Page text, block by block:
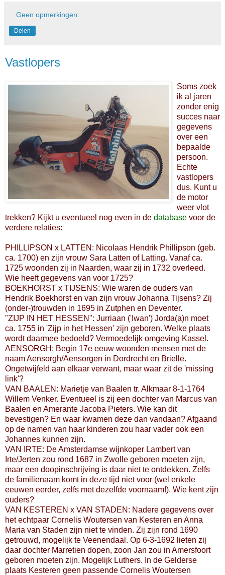
Geen opmerkingen:
Delen
Vastlopers
Soms zoek
ik al jaren
zonder enig
succes naar
gegevens
over een
bepaalde
persoon.
Echte
vastlopers
dus. Kunt u
de motor
weer vlot
trekken? Kijkt u eventueel nog even in de database voor de
verdere relaties:
PHILLIPSON x LATTEN: Nicolaas Hendrik Phillipson (geb.
ca. 1700) en zijn vrouw Sara Latten of Latting. Vanaf ca.
1725 woonden zij in Naarden, waar zij in 1732 overleed.
Wie heeft gegevens van voor 1725?
BOEKHORST x TIJSENS: Wie waren de ouders van
Hendrik Boekhorst en van zijn vrouw Johanna Tijsens? Zij
(onder-)trouwden in 1695 in Zutphen en Deventer.
"ZIJP IN HET HESSEN": Jurriaan ('Iwan') Jorda(a)n moet
ca. 1755 in 'Zijp in het Hessen' zijn geboren. Welke plaats
wordt daarmee bedoeld? Vermoedelijk omgeving Kassel.
AENSORGH: Begin 17e eeuw woonden mensen met de
naam Aensorgh/Aensorgen in Dordrecht en Brielle.
Ongetwijfeld aan elkaar verwant, maar waar zit de 'missing
link'?
VAN BAALEN: Marietje van Baalen tr. Alkmaar 8-1-1764
Willem Venker. Eventueel is zij een dochter van Marcus van
Baalen en Amerante Jacoba Pieters. Wie kan dit
bevestigen? En waar kwamen deze dan vandaan? Afgaand
op de namen van haar kinderen zou haar vader ook een
Johannes kunnen zijn.
VAN IRTE: De Amsterdamse wijnkoper Lambert van
Irte/Jerten zou rond 1687 in Zwolle geboren moeten zijn,
maar een doopinschrijving is daar niet te ontdekken. Zelfs
de familienaam komt in deze tijd niet voor (wel enkele
eeuwen eerder, zelfs met dezelfde voornaam!). Wie kent zijn
ouders?
VAN KESTEREN x VAN STADEN: Nadere gegevens over
het echtpaar Cornelis Woutersen van Kesteren en Anna
Maria van Staden zijn niet te vinden. Zij zijn rond 1690
getrouwd, mogelijk te Veenendaal. Op 6-3-1692 lieten zij
daar dochter Marretien dopen, zoon Jan zou in Amersfoort
geboren moeten zijn. Mogelijk Luthers. In de Gelderse
plaats Kesteren geen passende Cornelis Woutersen